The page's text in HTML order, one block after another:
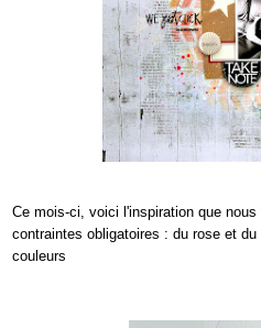
Ce mois-ci, voici l'inspiration que
contraintes obligatoires : du rose et
couleurs